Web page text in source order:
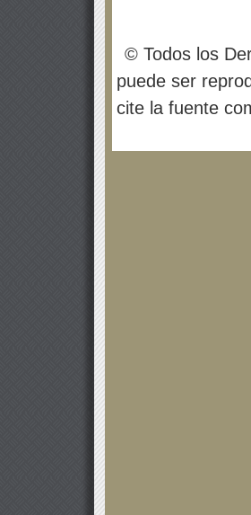
© Todos los
puede ser
cite la fuente